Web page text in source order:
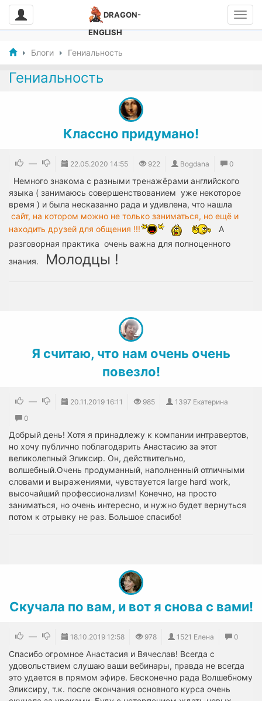
DRAGON-
ENGLISH
Блоги Гениальность
Гениальность
Классно придумано!
— 22.05.2020 14:55 922 Bogdana 0
Немного знакома с разными тренажёрами английского
языка ( занимаюсь совершенствованием уже некоторое
время ) и была несказанно рада и удивлена, что нашла
сайт, на котором можно не только заниматься, но ещё и
находить друзей для общения !!!
А
разговорная практика очень важна для полноценного
знания.
Молодцы !
Я считаю, что нам очень очень
повезло!
— 20.11.2019 16:11 985
1397 Екатерина
0
Добрый день! Хотя я принадлежу к компании интравертов,
но хочу публично поблагодарить Анастасию за этот
великолепный Эликсир. Он, действительно,
волшебный.Очень продуманный, наполненный отличными
словами и выражениями, чувствуется large hard work,
высочайший профессионализм! Конечно, на просто
заниматься, но очень интересно, и нужно будет вернуться
потом к отрывку не раз. Большое спасибо!
Скучала по вам, и вот я снова с вами!
— 18.10.2019 12:58 978 1521 Елена 0
Спасибо огромное Анастасия и Вячеслав! Всегда с
удовольствием слушаю ваши вебинары, правда не всегда
это удается в прямом эфире. Бесконечно рада Волшебному
Эликсиру, т.к. после окончания основного курса очень